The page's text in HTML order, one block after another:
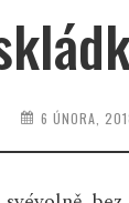
6 ÚNORA,